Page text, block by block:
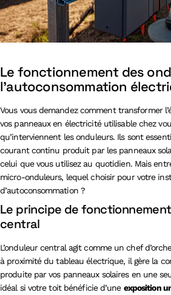
Le fonctionnement des
l’autoconsommation
Vous vous demandez comment transformer
vos panneaux en électricité utilisable chez
qu’interviennent les onduleurs. Ils sont
courant continu produit par les panneaux
celui que vous utilisez au quotidien. Mais
micro-onduleurs, lequel choisir pour votre
d’autoconsommation ?
Le principe de
central
L’onduleur central agit comme un chef
à proximité du tableau électrique, il gère la
produite par vos panneaux solaires en une
idéal si votre toit bénéficie d’une exposition